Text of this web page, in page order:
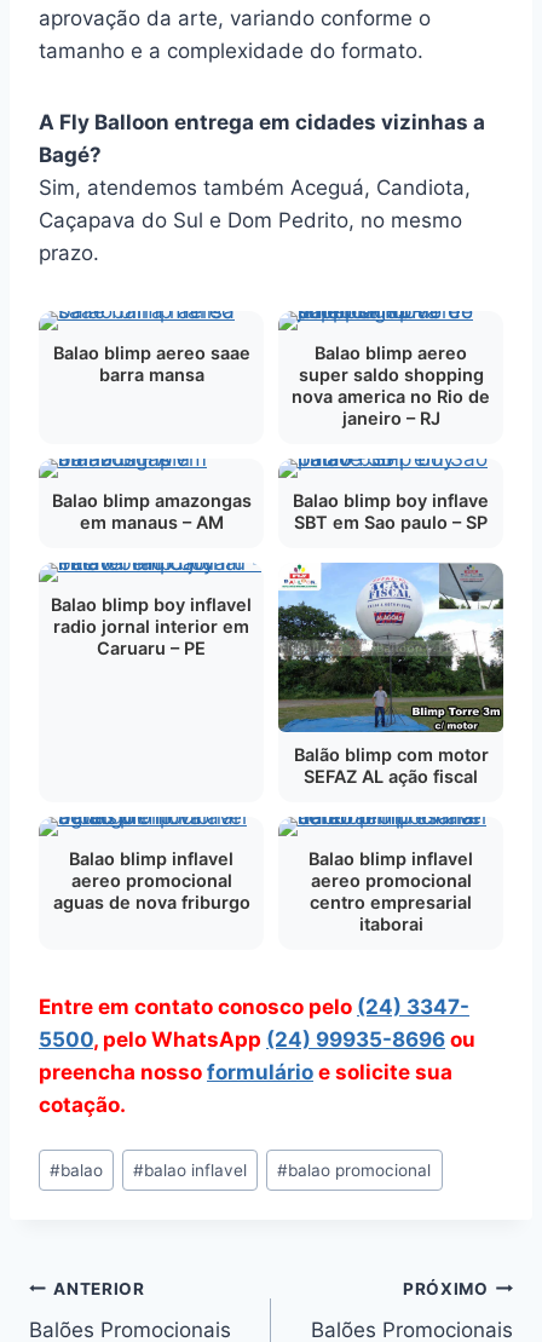
aprovação da arte, variando conforme o
tamanho e a complexidade do formato.
A Fly Balloon entrega em cidades vizinhas a
Bagé?
Sim, atendemos também Aceguá, Candiota,
Caçapava do Sul e Dom Pedrito, no mesmo
prazo.
Balao blimp aereo saae
barra mansa
Balao blimp aereo
super saldo shopping
nova america no Rio de
janeiro – RJ
Balao blimp amazongas
em manaus – AM
Balao blimp boy inflave
SBT em Sao paulo – SP
Balao blimp boy inflavel
radio jornal interior em
Caruaru – PE
Balão blimp com motor
SEFAZ AL ação fiscal
Balao blimp inflavel
aereo promocional
aguas de nova friburgo
Balao blimp inflavel
aereo promocional
centro empresarial
itaborai
Entre em contato conosco pelo (24) 3347-
5500, pelo WhatsApp (24) 99935-8696 ou
preencha nosso formulário e solicite sua
cotação.
Tags
do
#balao #balao inflavel #balao promocional
Navegação
ANTERIOR
Balões Promocionais
PRÓXIMO
Balões Promocionais